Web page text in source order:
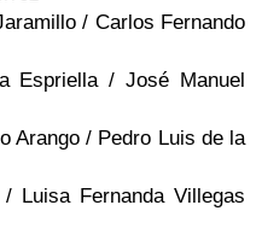
/ Carlos Fernando
Espriella / José Manuel
Arango / Pedro Luis de la
Luisa Fernanda Villegas